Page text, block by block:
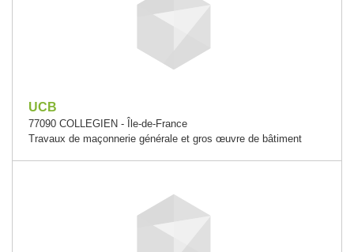
UCB
77090 COLLEGIEN - Île-de-France
Travaux de maçonnerie générale et gros œuvre de bâtiment